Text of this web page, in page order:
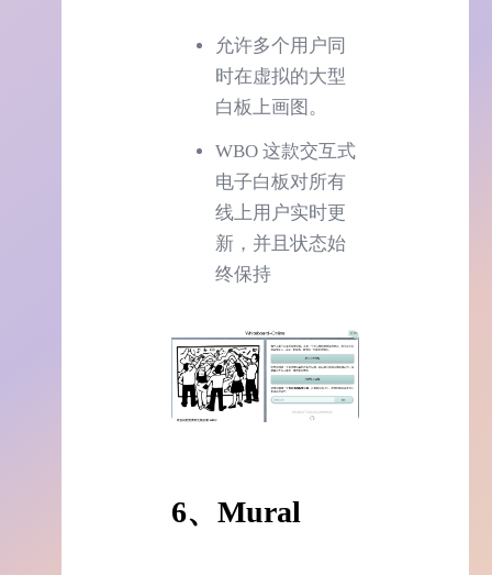
允许多个用户同
时在虚拟的大型
白板上画图。
WBO 这款交互式
电子白板对所有
线上用户实时更
新，并且状态始
终保持
6、Mural